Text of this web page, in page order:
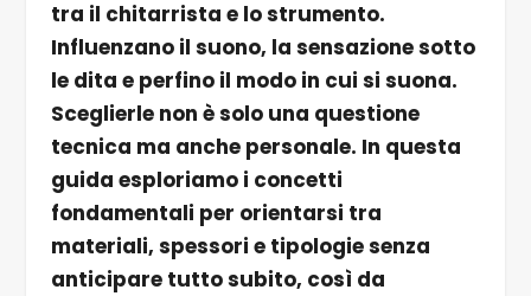
tra il chitarrista e lo strumento.
Influenzano il suono, la sensazione sotto
le dita e perfino il modo in cui si suona.
Sceglierle non è solo una questione
tecnica ma anche personale. In questa
guida esploriamo i concetti
fondamentali per orientarsi tra
materiali, spessori e tipologie senza
anticipare tutto subito, così da